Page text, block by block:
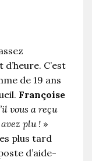
C’est
de 19 ans
Françoise
vous a reçu
plu ! »
plus tard
d’aide-